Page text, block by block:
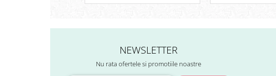
NEWSLETTER
Nu rata ofertele si promotiile noastre